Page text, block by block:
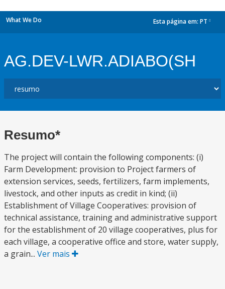
What We Do Esta página em: PT
AG.DEV-LWR.ADIABO(SH
Resumo*
The project will contain the following components: (i)
Farm Development: provision to Project farmers of
extension services, seeds, fertilizers, farm implements,
livestock, and other inputs as credit in kind; (ii)
Establishment of Village Cooperatives: provision of
technical assistance, training and administrative support
for the establishment of 20 village cooperatives, plus for
each village, a cooperative office and store, water supply,
a grain... Ver mais